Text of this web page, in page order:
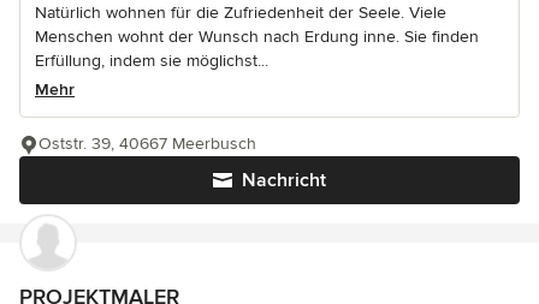
Natürlich wohnen für die Zufriedenheit der Seele. Viele
Menschen wohnt der Wunsch nach Erdung inne. Sie finden
Erfüllung, indem sie möglichst...
Mehr
Nachricht
Oststr. 39, 40667 Meerbusch
PROJEKTMALER